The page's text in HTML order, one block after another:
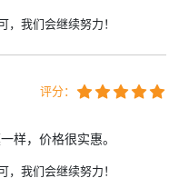
，我们会继续努力！
评分：
样，价格很实惠。
，我们会继续努力！